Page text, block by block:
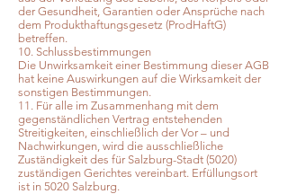
der Gesundheit, Garantien oder Ansprüche nach
dem Produkthaftungsgesetz (ProdHaftG)
betreffen.
10. Schlussbestimmungen
Die Unwirksamkeit einer Bestimmung dieser AGB
hat keine Auswirkungen auf die Wirksamkeit der
sonstigen Bestimmungen.
11. Für alle im Zusammenhang mit dem
gegenständlichen Vertrag entstehenden
Streitigkeiten, einschließlich der Vor – und
Nachwirkungen, wird die ausschließliche
Zuständigkeit des für Salzburg-Stadt (5020)
zuständigen Gerichtes vereinbart. Erfüllungsort
ist in 5020 Salzburg.